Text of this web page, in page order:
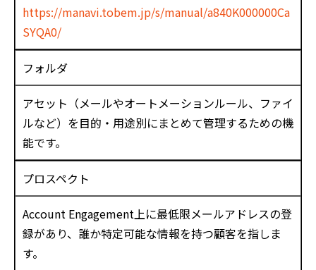
https://manavi.tobem.jp/s/manual/a840K000000Ca
SYQA0/
フォルダ
アセット（メールやオートメーションルール、ファイ
ルなど）を目的・用途別にまとめて管理するための機
能です。
プロスペクト
Account Engagement上に最低限メールアドレスの登
録があり、誰か特定可能な情報を持つ顧客を指しま
す。